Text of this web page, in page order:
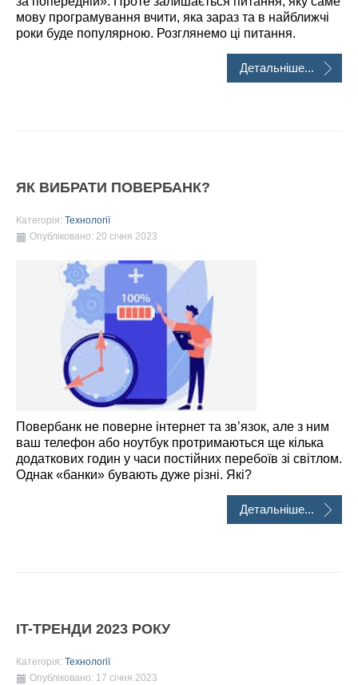
мову програмування вчити, яка зараз та в найближчі
роки буде популярною. Розглянемо ці питання.
Детальніше...
ЯК ВИБРАТИ ПОВЕРБАНК?
Категорія: Технології
Опубліковано: 20 січня 2023
Повербанк не поверне інтернет та зв’язок, але з ним
ваш телефон або ноутбук протримаються ще кілька
додаткових годин у часи постійних перебоїв зі світлом.
Однак «банки» бувають дуже різні. Які?
Детальніше...
IT-ТРЕНДИ 2023 РОКУ
Категорія: Технології
Опубліковано: 17 січня 2023